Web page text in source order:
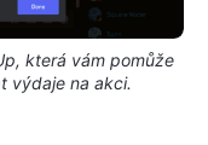
která vám pomůže
výdaje na akci.